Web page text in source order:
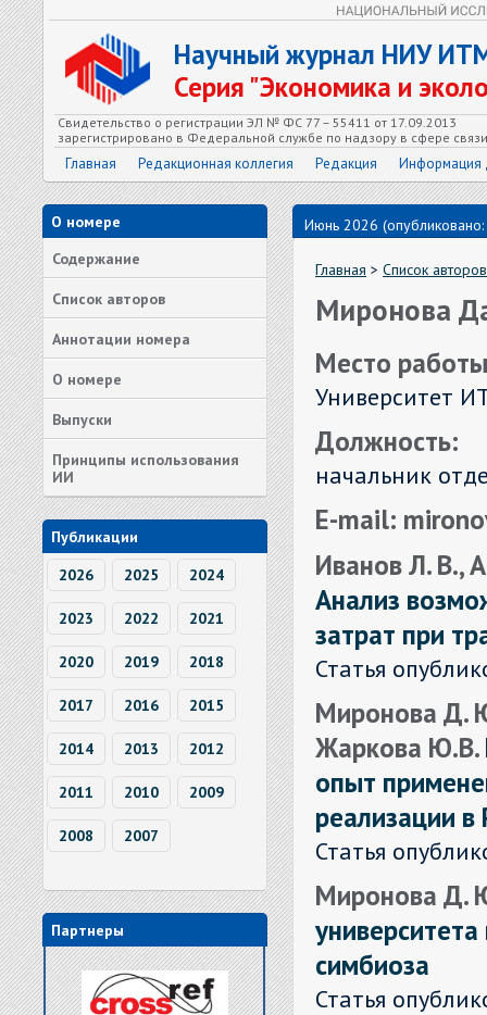
Научный журнал НИУ
Серия "Экономика и
Свидетельство о регистрации ЭЛ № ФС 77 – 55411 от 17.09.2013
зарегистрировано в Федеральной службе по надзору в сфере
Главная Редакционная коллегия Редакция Информация
О номере
Содержание
Список авторов
Аннотации номера
О номере
Выпуски
Принципы использования
ИИ
Публикации
2026
2025 2024
2023 2022 2021
2020 2019 2018
2017 2016 2015
2014 2013 2012
2011 2010 2009
2008 2007
Партнеры
Июнь 2026
Главная > Список авторов
Миронова
Место
Университет
Должность:
начальник
E-mail:
Иванов Л. В.,
Анализ
затрат при
Статья
Миронова Д.
Жаркова Ю.В.
опыт
реализации в
Статья
Миронова Д.
симбиоза
Статья